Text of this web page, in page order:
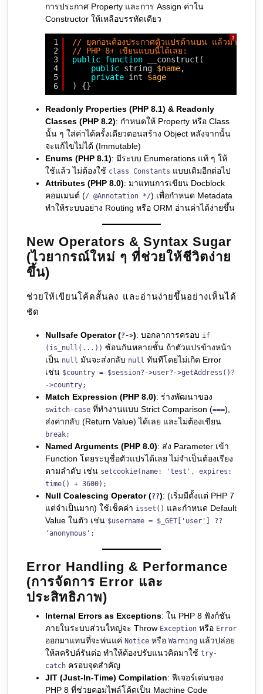
การประกาศ Property และการ Assign ค่าใน
Constructor ให้เหลือบรรทัดเดียว
?
1
2
3
4
5
6
// ยุคก่อนต้องประกาศตัวแปรด้านบน แล้วมา
// PHP 8+ เขียนแบบนี้ได้เลย:
public function
__construct(
public string $name,
private int $age
) {}
Readonly Properties (PHP 8.1) & Readonly
Classes (PHP 8.2): กำหนดให้ Property หรือ Class
นั้น ๆ ใส่ค่าได้ครั้งเดียวตอนสร้าง Object หลังจากนั้น
จะแก้ไขไม่ได้ (Immutable)
Enums (PHP 8.1): มีระบบ Enumerations แท้ ๆ ให้
ใช้แล้ว ไม่ต้องใช้ class Constants แบบเดิมอีกต่อไป
Attributes (PHP 8.0): มาแทนการเขียน Docblock
คอมเมนต์ (/ @Annotation */) เพื่อกำหนด Metadata
ทำให้ระบบอย่าง Routing หรือ ORM อ่านค่าได้ง่ายขึ้น
New Operators & Syntax Sugar
(ไวยากรณ์ใหม่ ๆ ที่ช่วยให้ชีวิตง่าย
ขึ้น)
ช่วยให้เขียนโค้ดสั้นลง และอ่านง่ายขึ้นอย่างเห็นได้
ชัด
Nullsafe Operator (?->): บอกลาการครอบ if
(is_null(...)) ซ้อนกันหลายชั้น ถ้าตัวแปรข้างหน้า
เป็น null มันจะส่งกลับ null ทันทีโดยไม่เกิด Error
เช่น $country = $session?->user?->getAddress()?
->country;
Match Expression (PHP 8.0): ร่างพัฒนาของ
switch-case ที่ทำงานแบบ Strict Comparison (===),
ส่งค่ากลับ (Return Value) ได้เลย และไม่ต้องเขียน
break;
Named Arguments (PHP 8.0): ส่ง Parameter เข้า
Function โดยระบุชื่อตัวแปรได้เลย ไม่จำเป็นต้องเรียง
ตามลำดับ เช่น setcookie(name: 'test', expires:
time() + 3600);
Null Coalescing Operator (??): (เริ่มมีตั้งแต่ PHP 7
แต่จำเป็นมาก) ใช้เช็คค่า isset() และกำหนด Default
Value ในตัว เช่น $username = $_GET['user'] ??
'anonymous';
Error Handling & Performance
(การจัดการ Error และ
ประสิทธิภาพ)
Internal Errors as Exceptions: ใน PHP 8 ฟังก์ชัน
ภายในระบบส่วนใหญ่จะ Throw Exception หรือ Error
ออกมาแทนที่จะพ่นแค่ Notice หรือ Warning แล้วปล่อย
ให้สคริปต์รันต่อ ทำให้ต้องปรับแนวคิดมาใช้ try-
catch ครอบจุดสำคัญ
JIT (Just-In-Time) Compilation: ฟีเจอร์เด่นของ
PHP 8 ที่ช่วยคอมไพล์โค้ดเป็น Machine Code